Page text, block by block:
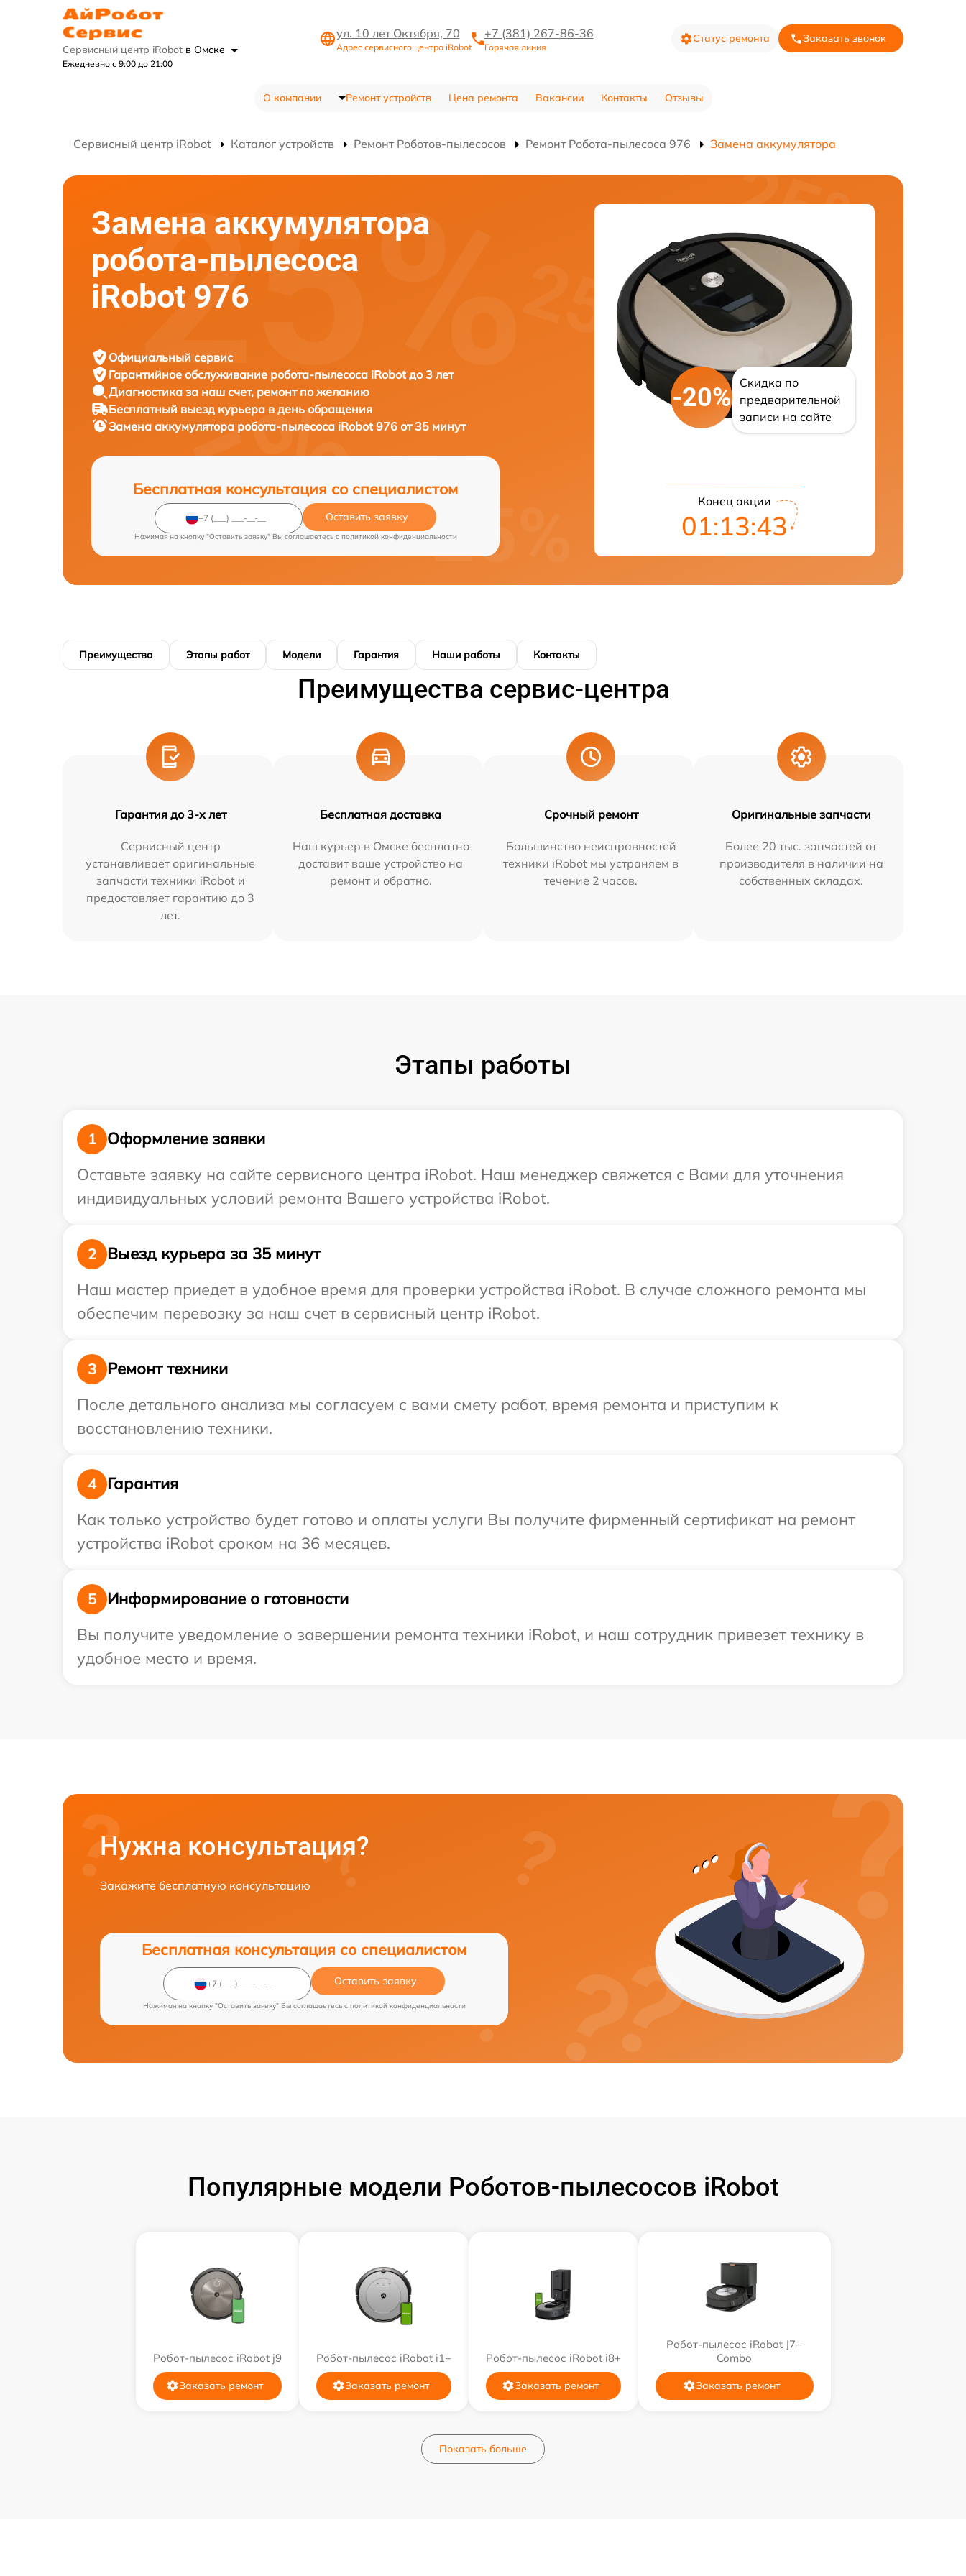
Сервисный центр iRobot в Омске
Ежедневно с 9:00 до 21:00
ул. 10 лет Октября, 70
Адрес сервисного центра iRobot
+7 (381) 267-86-36
Горячая линия
Статус ремонта Заказать звонок
О компании Ремонт устройств Цена ремонта Вакансии Контакты Отзывы
Сервисный центр iRobot Каталог устройств Ремонт Роботов-пылесосов Ремонт Робота-пылесоса 976 Замена аккумулятора
Замена аккумулятора
робота-пылесоса
iRobot 976
Официальный сервис
Гарантийное обслуживание робота-пылесоса iRobot до 3 лет
Диагностика за наш счет, ремонт по желанию
Бесплатный выезд курьера в день обращения
Замена аккумулятора робота-пылесоса iRobot 976 от 35 минут
Бесплатная консультация со специалистом
Оставить заявку
Нажимая на кнопку "Оставить заявку" Вы соглашаетесь c политикой конфиденциальности
-20%
Скидка по
предварительной
записи на сайте
Конец акции
01:13:42
Преимущества Этапы работ Модели Гарантия Наши работы Контакты
Преимущества сервис-центра
Гарантия до 3-х лет
Сервисный центр
устанавливает оригинальные
запчасти техники iRobot и
предоставляет гарантию до 3
лет.
Бесплатная доставка
Наш курьер в Омске бесплатно
доставит ваше устройство на
ремонт и обратно.
Срочный ремонт
Большинство неисправностей
техники iRobot мы устраняем в
течение 2 часов.
Оригинальные запчасти
Более 20 тыс. запчастей от
производителя в наличии на
собственных складах.
Этапы работы
1
Оформление заявки
Оставьте заявку на сайте сервисного центра iRobot. Наш менеджер свяжется с Вами для уточнения
индивидуальных условий ремонта Вашего устройства iRobot.
2
Выезд курьера за 35 минут
Наш мастер приедет в удобное время для проверки устройства iRobot. В случае сложного ремонта мы
обеспечим перевозку за наш счет в сервисный центр iRobot.
3
Ремонт техники
После детального анализа мы согласуем с вами смету работ, время ремонта и приступим к
восстановлению техники.
4
Гарантия
Как только устройство будет готово и оплаты услуги Вы получите фирменный сертификат на ремонт
устройства iRobot сроком на 36 месяцев.
5
Информирование о готовности
Вы получите уведомление о завершении ремонта техники iRobot, и наш сотрудник привезет технику в
удобное место и время.
Нужна консультация?
Закажите бесплатную консультацию
Бесплатная консультация со специалистом
Оставить заявку
Нажимая на кнопку "Оставить заявку" Вы соглашаетесь c политикой конфиденциальности
Популярные модели Роботов-пылесосов iRobot
Робот-пылесос iRobot j9
Заказать ремонт
Робот-пылесос iRobot i1+
Заказать ремонт
Робот-пылесос iRobot i8+
Заказать ремонт
Робот-пылесос iRobot J7+
Combo
Заказать ремонт
Показать больше